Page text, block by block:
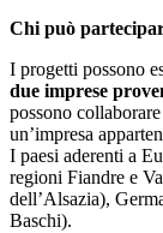
Chi può
I progetti possono
due imprese
possono
un’impresa
I paesi aderenti a
regioni Fiandre e
dell’Alsazia),
Baschi).